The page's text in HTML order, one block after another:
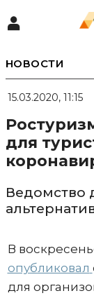
НОВОСТИ
15.03.2020, 11:15
для
Ведомство
В
опубликовал
для